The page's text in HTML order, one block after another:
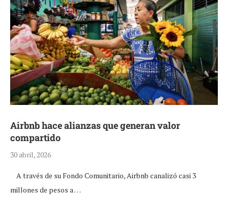
Airbnb hace alianzas que generan valor
compartido
30 abril, 2026
A través de su Fondo Comunitario, Airbnb canalizó casi 3
millones de pesos a …